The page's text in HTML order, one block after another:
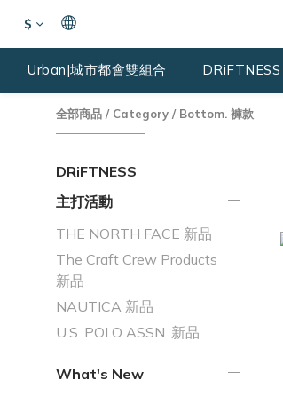
$
Urban|城市都會雙組合 DRiFTNESS
全部商品 / Category / Bottom. 褲款
DRiFTNESS
主打活動
THE NORTH FACE 新品
The Craft Crew Products
新品
NAUTICA 新品
U.S. POLO ASSN. 新品
What's New